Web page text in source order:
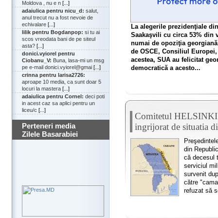
Moldova , nu e n [...]
adaiulica pentru nicu_d: salut,
anul trecut nu a fost nevoie de
echivalare [...]
lilik pentru Bogdanpop: si tu ai
scos vreodata bani de pe siteul
asta? [...]
donici.vyiorel pentru
Ciobanu_V: Buna, lasa-mi un msg
pe e-mail donici.vyiorel@gmai [...]
crinna pentru larisa2726:
aproape 10 media, ca sunt doar 5
locuri la mastera [...]
adaiulica pentru Cornel: deci poti
in acest caz sa aplici pentru un
liceu/c [...]
Perteneri media
Zilele Basarabiei
La alegerile prezidenţiale
Saakaşvili cu circa 53% din
numai de opoziţia
de OSCE, Consiliul
acestea, SUA au felicitat
democratică a acesto...
Comitetul
ingrijorat de situatia
din
că decesul
serviciul
survenit
către
refuzat să